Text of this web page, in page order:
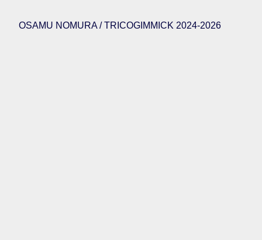
OSAMU NOMURA / TRICOGIMMICK 2024-2026